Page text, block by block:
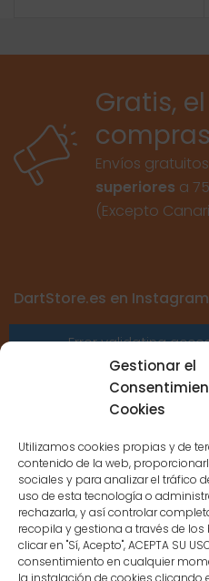
Gestionar el
Cookies
Utilizamos cookies propias y de
contenido de la web,
sociales y para analizar el tráfico
uso de esta tecnología o
rechazarla, y así controlar
recopila y gestiona a través de
clicar en "Sí, Acepto", ACEPTA SU
consentimiento en cualquier
la instalación de cookies clicando
Gratis,
Envíos
superiores a
(Excepto
DartStore.es en
Error validating
Sessions for the
because the user is
CONTACTO
MENÚ PRINCIPAL